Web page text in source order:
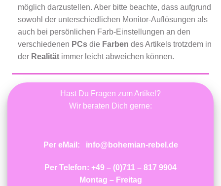
möglich darzustellen. Aber bitte beachte, dass aufgrund
sowohl der unterschiedlichen Monitor-Auflösungen als
auch bei persönlichen Farb-Einstellungen an den
verschiedenen PCsdie Farben des Artikels trotzdem in
der Realitätimmer leicht abweichen können.
Hast Du Fragen zum Artikel?
Wir beraten Dich gerne:
Per eMail: info@bohemian-rebel.de
Per Telefon: +49 – (0)711 – 817 9904
Montag – Freitag